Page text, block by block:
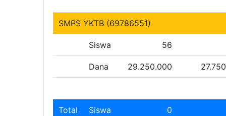
SMPS YKTB (69786551)
Siswa 56
Dana 29.250.000
Total Siswa 0